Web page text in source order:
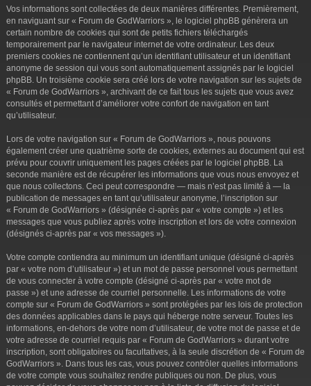
Vos informations sont collectées de deux manières différentes. Premièrement,
en naviguant sur « Forum de GodWarriors », le logiciel phpBB génèrera un
certain nombre de cookies qui sont de petits fichiers téléchargés
temporairement par le navigateur internet de votre ordinateur. Les deux
premiers cookies ne contiennent qu’un identifiant utilisateur et un identifiant
anonyme de session qui vous sont automatiquement assignés par le logiciel
phpBB. Un troisième cookie sera créé lors de votre navigation sur les sujets de
« Forum de GodWarriors », archivant de ce fait tous les sujets que vous avez
consultés et permettant d’améliorer votre confort de navigation en tant
qu’utilisateur.
Lors de votre navigation sur « Forum de GodWarriors », nous pouvons
également créer une quatrième sorte de cookies, externes au document qui est
prévu pour couvrir uniquement les pages créées par le logiciel phpBB. La
seconde manière est de récupérer les informations que vous nous envoyez et
que nous collectons. Ceci peut correspondre — mais n’est pas limité à — la
publication de messages en tant qu’utilisateur anonyme, l’inscription sur
« Forum de GodWarriors » (désignée ci-après par « votre compte ») et les
messages que vous publiez après votre inscription et lors de votre connexion
(désignés ci-après par « vos messages »).
Votre compte contiendra au minimum un identifiant unique (désigné ci-après
par « votre nom d’utilisateur ») et un mot de passe personnel vous permettant
de vous connecter à votre compte (désigné ci-après par « votre mot de
passe ») et une adresse de courriel personnelle. Les informations de votre
compte sur « Forum de GodWarriors » sont protégées par les lois de protection
des données applicables dans le pays qui héberge notre serveur. Toutes les
informations, en-dehors de votre nom d’utilisateur, de votre mot de passe et de
votre adresse de courriel requis par « Forum de GodWarriors » durant votre
inscription, sont obligatoires ou facultatives, à la seule discrétion de « Forum de
GodWarriors ». Dans tous les cas, vous pouvez contrôler quelles informations
de votre compte vous souhaitez rendre publiques ou non. De plus, vous